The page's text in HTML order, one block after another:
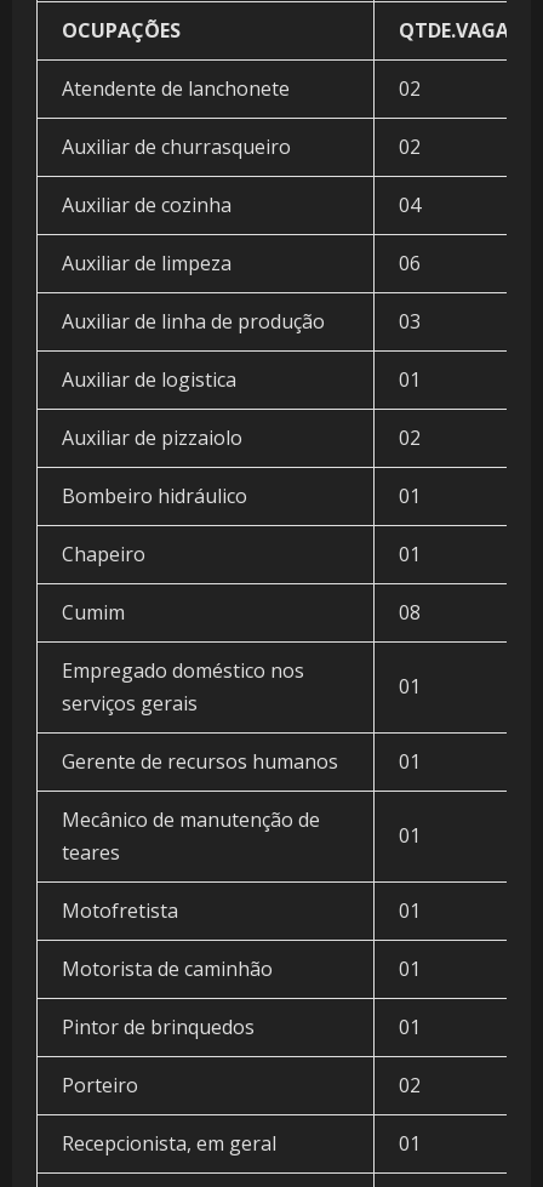
OCUPAÇÕES QTDE.VAGAS
Atendente de lanchonete 02
Auxiliar de churrasqueiro 02
Auxiliar de cozinha 04
Auxiliar de limpeza 06
Auxiliar de linha de produção 03
Auxiliar de logistica 01
Auxiliar de pizzaiolo 02
Bombeiro hidráulico 01
Chapeiro 01
Cumim 08
Empregado doméstico nos
serviços gerais
01
Gerente de recursos humanos 01
Mecânico de manutenção de
teares
01
Motofretista 01
Motorista de caminhão 01
Pintor de brinquedos 01
Porteiro 02
Recepcionista, em geral 01